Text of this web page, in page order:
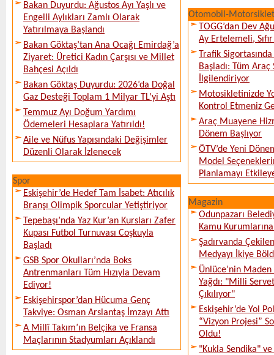
Bakan Duyurdu: Ağustos Ayı Yaşlı ve
Engelli Aylıkları Zamlı Olarak
Yatırılmaya Başlandı
Bakan Göktaş’tan Ana Ocağı Emirdağ’a
Ziyaret: Üretici Kadın Çarşısı ve Millet
Bahçesi Açıldı
Bakan Göktaş Duyurdu: 2026’da Doğal
Gaz Desteği Toplam 1 Milyar TL’yi Aştı
Temmuz Ayı Doğum Yardımı
Ödemeleri Hesaplara Yatırıldı!
Aile ve Nüfus Yapısındaki Değişimler
Düzenli Olarak İzlenecek
Spor
Eskişehir’de Hedef Tam İsabet: Atıcılık
Branşı Olimpik Sporcular Yetiştiriyor
Tepebaşı’nda Yaz Kur’an Kursları Zafer
Kupası Futbol Turnuvası Coşkuyla
Başladı
GSB Spor Okulları’nda Boks
Antrenmanları Tüm Hızıyla Devam
Ediyor!
Eskişehirspor’dan Hücuma Genç
Takviye: Osman Arslantaş İmzayı Attı
A Millî Takım’ın Belçika ve Fransa
Maçlarının Stadyumları Açıklandı
Otomobil-Motorsiklet
TOGG’dan Dev
Ay Ertelemeli,
Trafik
Başladı: Tüm
İlgilendiriyor
Motosikletinizde
Kontrol Etmeniz
Araç Muayene
Dönem Başlıyor
ÖTV’de Yeni
Model
Planlamayı
Magazin
Odunpazarı
Kamu Kurumlarına
Şadırvanda
Medyayı İkiye
Ünlüce’nin Maden
Yağdı: "Milli
Çıkılıyor"
Eskişehir’de Yol
“Vizyon Projesi”
Oldu!
"Kukla Sendika"